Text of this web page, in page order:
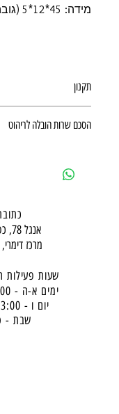
מידה: 45*12*5 (גובה) ס"מ
תקנון
הסכם שרות הובלה לריהוט
אנגל 78, כפר סבא
מרכז דימרי,
שעות פעילות
ימים א-ה - 10:00-16: 00
יום ו - 10:00-13:00
שבת -